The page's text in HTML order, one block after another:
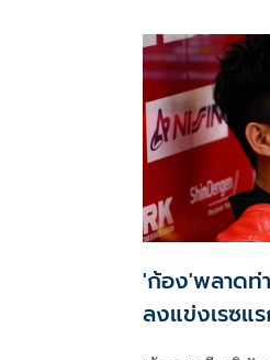
'ก้อง'พลาดท่
ลงแข่งเรซแ